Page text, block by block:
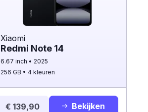
Xiaomi
Redmi Note 14
6.67 inch
2025
256 GB
4 kleuren
€ 139,90 Bekijken